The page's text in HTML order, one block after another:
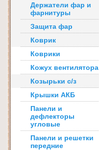
Держатели фар и
фарнитуры
Защита фар
Коврик
Коврики
Кожух вентилятора
Козырьки с/з
Крышки АКБ
Панели и
дефлекторы
угловые
Панели и решетки
передние